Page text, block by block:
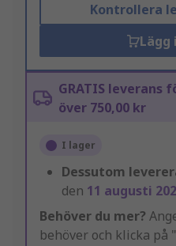
Kontrollera
Lägg
GRATIS leverans
över 750,00 kr
I lager
Dessutom
den 11 augusti
Behöver du mer?
behöver och klicka på